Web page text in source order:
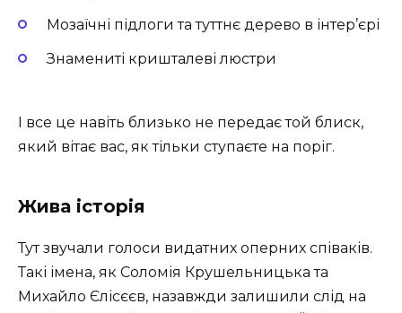
Мозаїчні підлоги та туттнє дерево в інтер’єрі
Знамениті кришталеві люстри
І все це навіть близько не передає той блиск,
який вітає вас, як тільки ступаєте на поріг.
Жива історія
Тут звучали голоси видатних оперних співаків.
Такі імена, як Соломія Крушельницька та
Михайло Єлісєєв, назавжди залишили слід на